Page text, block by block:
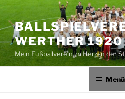
WERTHER 1920
Mein Fußballverein im Herzen der
Menü